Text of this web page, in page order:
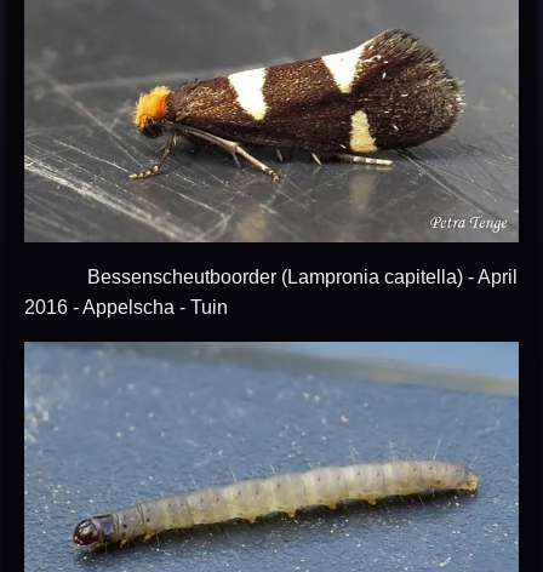
Bessenscheutboorder (Lampronia capitella) - April
2016 - Appelscha - Tuin